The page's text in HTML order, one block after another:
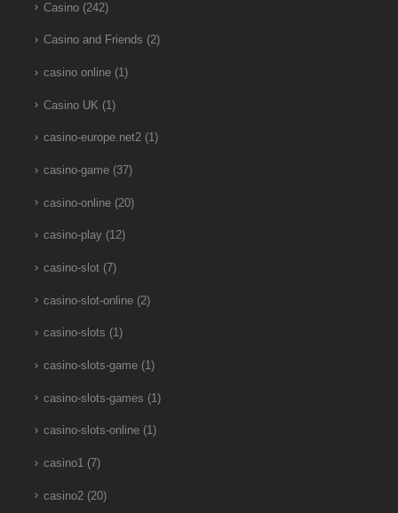
Casino(242)
Casino and Friends (2)
casino online(1)
Casino UK (1)
casino-europe.net2(1)
casino-game(37)
casino-online(20)
casino-play(12)
casino-slot(7)
casino-slot-online(2)
casino-slots (1)
casino-slots-game(1)
casino-slots-games (1)
casino-slots-online(1)
casino1(7)
casino2(20)